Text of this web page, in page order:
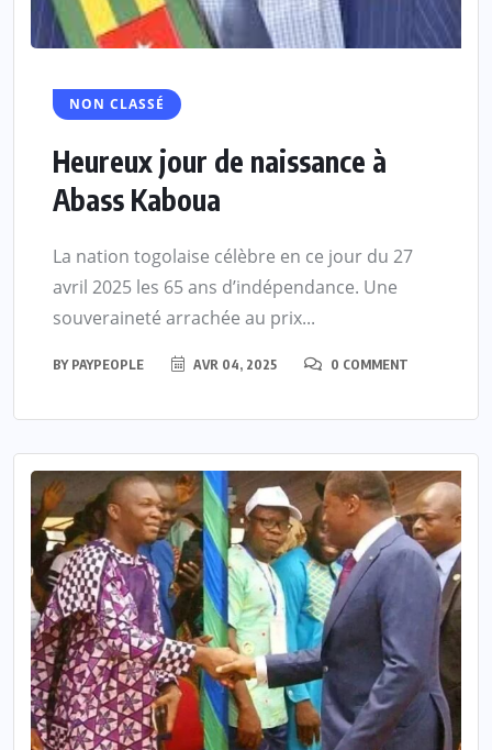
NON CLASSÉ
Heureux jour de naissance à
Abass Kaboua
La nation togolaise célèbre en ce jour du 27
avril 2025 les 65 ans d’indépendance. Une
souveraineté arrachée au prix...
BY PAYPEOPLE AVR 04, 2025 0 COMMENT